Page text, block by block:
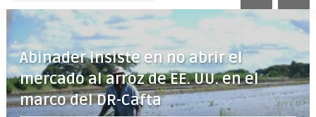
Abinader insiste en no abrir el
mercado al arroz de EE. UU. en el
marco del DR-Cafta